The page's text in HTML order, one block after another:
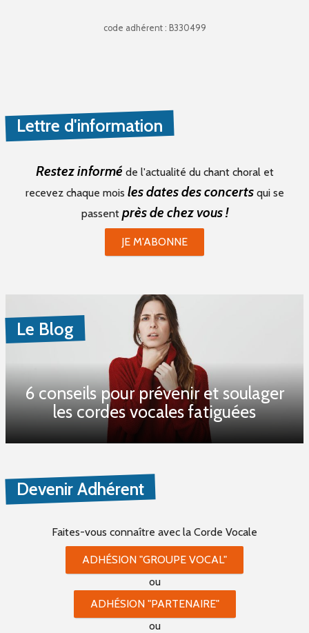
code adhérent : B330499
Lettre d'information
Restez informé de l'actualité du chant choral et
recevez chaque mois les dates des concertsqui se
passent près de chez vous !
JE M'ABONNE
Le Blog
6 conseils pour prévenir et soulager
les cordes vocales fatiguées
Devenir Adhérent
Faites-vous connaître avec la Corde Vocale
ADHÉSION "GROUPE VOCAL"
ou
ADHÉSION "PARTENAIRE"
ou